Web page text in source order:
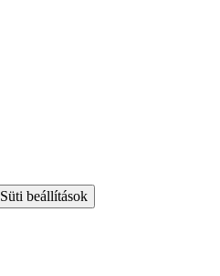
Süti beállítások